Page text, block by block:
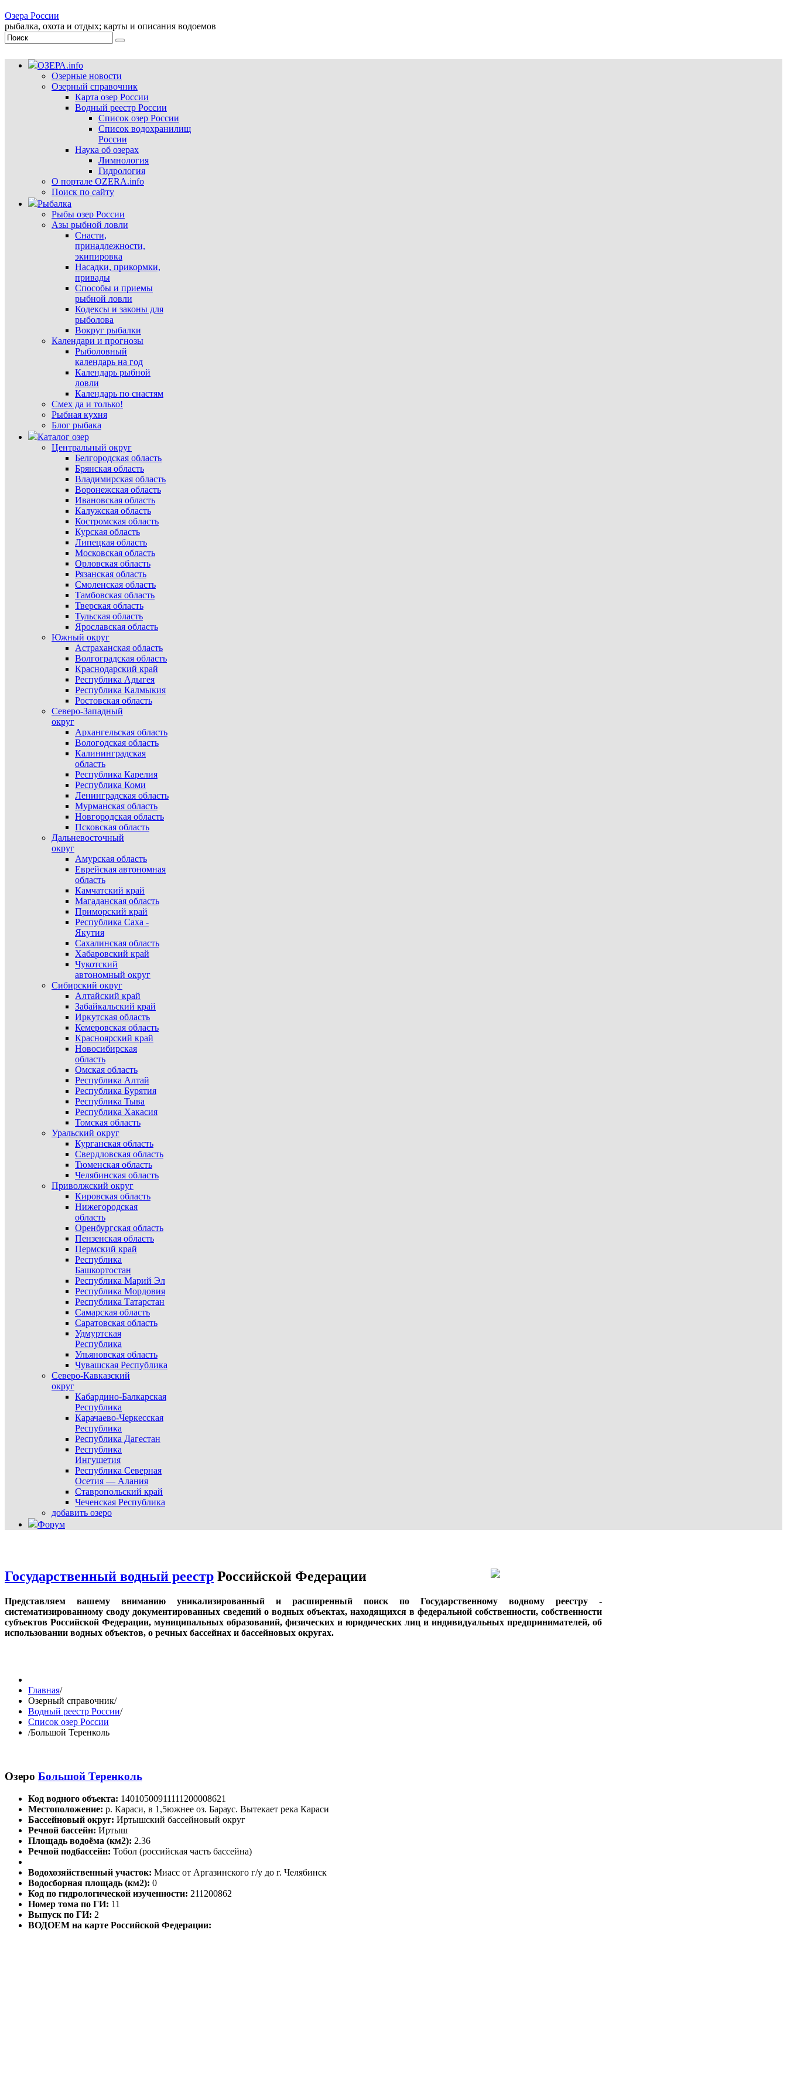
Озера России
рыбалка, охота и отдых; карты и описания водоемов
ОЗЕРА.info
Озерные новости
Озерный справочник
Карта озер России
Водный реестр России
Список озер России
Список водохранилищ
России
Наука об озерах
Лимнология
Гидрология
О портале OZERA.info
Поиск по сайту
Рыбалка
Рыбы озер России
Азы рыбной ловли
Снасти,
принадлежности,
экипировка
Насадки, прикормки,
привады
Способы и приемы
рыбной ловли
Кодексы и законы для
рыболова
Вокруг рыбалки
Календари и прогнозы
Рыболовный
календарь на год
Календарь рыбной
ловли
Календарь по снастям
Смех да и только!
Рыбная кухня
Блог рыбака
Каталог озер
Центральный округ
Белгородская область
Брянская область
Владимирская область
Воронежская область
Ивановская область
Калужская область
Костромская область
Курская область
Липецкая область
Московская область
Орловская область
Рязанская область
Смоленская область
Тамбовская область
Тверская область
Тульская область
Ярославская область
Южный округ
Астраханская область
Волгоградская область
Краснодарский край
Республика Адыгея
Республика Калмыкия
Ростовская область
Северо-Западный
округ
Архангельская область
Вологодская область
Калининградская
область
Республика Карелия
Республика Коми
Ленинградская область
Мурманская область
Новгородская область
Псковская область
Дальневосточный
округ
Амурская область
Еврейская автономная
область
Камчатский край
Магаданская область
Приморский край
Республика Саха -
Якутия
Сахалинская область
Хабаровский край
Чукотский
автономный округ
Сибирский округ
Алтайский край
Забайкальский край
Иркутская область
Кемеровская область
Красноярский край
Новосибирская
область
Омская область
Республика Алтай
Республика Бурятия
Республика Тыва
Республика Хакасия
Томская область
Уральский округ
Курганская область
Свердловская область
Тюменская область
Челябинская область
Приволжский округ
Кировская область
Нижегородская
область
Оренбургская область
Пензенская область
Пермский край
Республика
Башкортостан
Республика Марий Эл
Республика Мордовия
Республика Татарстан
Самарская область
Саратовская область
Удмуртская
Республика
Ульяновская область
Чувашская Республика
Северо-Кавказский
округ
Кабардино-Балкарская
Республика
Карачаево-Черкесская
Республика
Республика Дагестан
Республика
Ингушетия
Республика Северная
Осетия — Алания
Ставропольский край
Чеченская Республика
добавить озеро
Форум
Государственный водный реестр Российской Федерации
Представляем вашему вниманию уникализированный и расширенный поиск по Государственному водному реестру -
систематизированному своду документированных сведений о водных объектах, находящихся в федеральной собственности, собственности
субъектов Российской Федерации, муниципальных образований, физических и юридических лиц и индивидуальных предпринимателей, об
использовании водных объектов, о речных бассейнах и бассейновых округах.
Главная/
Озерный справочник/
Водный реестр России/
Список озер России
/Большой Теренколь
Озеро Большой Теренколь
Код водного объекта: 14010500911111200008621
Местоположение: р. Караси, в 1,5южнее оз. Бараус. Вытекает река Караси
Бассейновый округ: Иртышский бассейновый округ
Речной бассейн: Иртыш
Площадь водоёма (км2): 2.36
Речной подбассейн: Тобол (российская часть бассейна)
Водохозяйственный участок: Миасс от Аргазинского г/у до г. Челябинск
Водосборная площадь (км2): 0
Код по гидрологической изученности: 211200862
Номер тома по ГИ: 11
Выпуск по ГИ: 2
ВОДОЕМ на карте Российской Федерации: